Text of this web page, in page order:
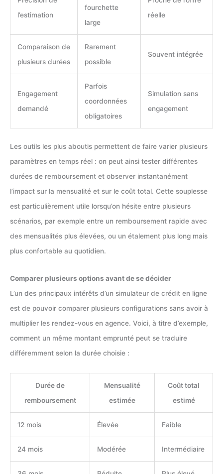
l’estimation
fourchette
large
réelle
Comparaison de
plusieurs durées
Rarement
possible
Souvent intégrée
Engagement
demandé
Parfois
coordonnées
obligatoires
Simulation sans
engagement
Les outils les plus aboutis permettent de faire varier plusieurs
paramètres en temps réel : on peut ainsi tester différentes
durées de remboursement et observer instantanément
l’impact sur la mensualité et sur le coût total. Cette souplesse
est particulièrement utile lorsqu’on hésite entre plusieurs
scénarios, par exemple entre un remboursement rapide avec
des mensualités plus élevées, ou un étalement plus long mais
plus confortable au quotidien.
Comparer plusieurs options avant de se décider
L’un des principaux intérêts d’un simulateur de crédit en ligne
est de pouvoir comparer plusieurs configurations sans avoir à
multiplier les rendez-vous en agence. Voici, à titre d’exemple,
comment un même montant emprunté peut se traduire
différemment selon la durée choisie :
Durée de
remboursement
Mensualité
estimée
Coût total
estimé
12 mois Élevée Faible
24 mois Modérée Intermédiaire